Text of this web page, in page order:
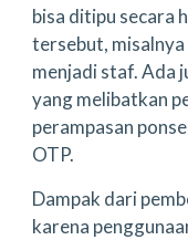
bisa ditipu secara
tersebut,
menjadi staf. Ada
yang melibatkan
perampasan
OTP.
Dampak dari
karena